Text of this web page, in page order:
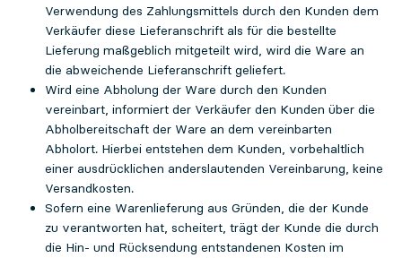
Verwendung des Zahlungsmittels durch den Kunden dem
Verkäufer diese Lieferanschrift als für die bestellte
Lieferung maßgeblich mitgeteilt wird, wird die Ware an
die abweichende Lieferanschrift geliefert.
Wird eine Abholung der Ware durch den Kunden
vereinbart, informiert der Verkäufer den Kunden über die
Abholbereitschaft der Ware an dem vereinbarten
Abholort. Hierbei entstehen dem Kunden, vorbehaltlich
einer ausdrücklichen anderslautenden Vereinbarung, keine
Versandkosten.
Sofern eine Warenlieferung aus Gründen, die der Kunde
zu verantworten hat, scheitert, trägt der Kunde die durch
die Hin- und Rücksendung entstandenen Kosten im